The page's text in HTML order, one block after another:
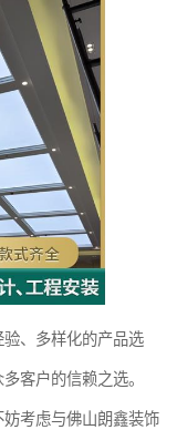
、多样化的产品选
客户的信赖之选。
考虑与佛山朗鑫装饰